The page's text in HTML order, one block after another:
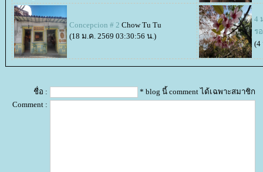
Concepcion # 2 Chow Tu Tu
(18 ม.ค. 2569 03:30:56 น.)
4
ร
(4
ชื่อ :
* blog นี้ comment ได้เฉพาะสมาชิก
Comment :